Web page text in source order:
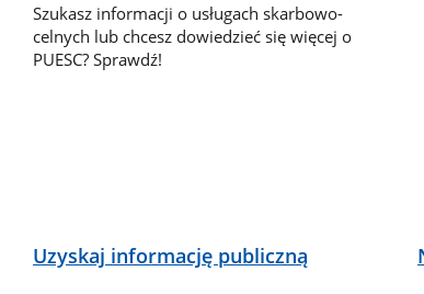
Szukasz informacji o usługach skarbowo-
celnych lub chcesz dowiedzieć się więcej o
PUESC? Sprawdź!
Uzyskaj informację publiczną